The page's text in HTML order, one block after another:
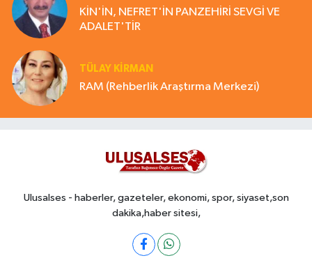
KİN'İN, NEFRET'İN PANZEHİRİ SEVGİ VE
ADALET'TİR
TÜLAY KİRMAN
RAM (Rehberlik Araştırma Merkezi)
Ulusalses - haberler, gazeteler, ekonomi, spor, siyaset,son
dakika,haber sitesi,